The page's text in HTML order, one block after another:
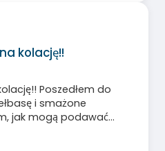
kolację!!
Poszedłem do
i smażone
jak mogą podawać